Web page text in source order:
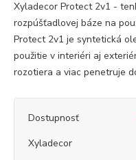
Xyladecor Protect 2v1 -
rozpúšťadlovej báze na
Protect 2v1 je syntetická
použitie v interiéri aj
rozotiera a viac penetruje
Dostupnosť
Xyladecor